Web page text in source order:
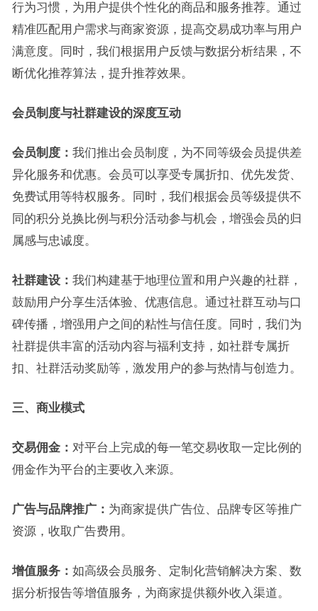
行为习惯，为用户提供个性化的商品和服务推荐。通过
精准匹配用户需求与商家资源，提高交易成功率与用户
满意度。同时，我们根据用户反馈与数据分析结果，不
断优化推荐算法，提升推荐效果。
会员制度与社群建设的深度互动
会员制度： 我们推出会员制度，为不同等级会员提供差
异化服务和优惠。会员可以享受专属折扣、优先发货、
免费试用等特权服务。同时，我们根据会员等级提供不
同的积分兑换比例与积分活动参与机会，增强会员的归
属感与忠诚度。
社群建设： 我们构建基于地理位置和用户兴趣的社群，
鼓励用户分享生活体验、优惠信息。通过社群互动与口
碑传播，增强用户之间的粘性与信任度。同时，我们为
社群提供丰富的活动内容与福利支持，如社群专属折
扣、社群活动奖励等，激发用户的参与热情与创造力。
三、商业模式
交易佣金： 对平台上完成的每一笔交易收取一定比例的
佣金作为平台的主要收入来源。
广告与品牌推广： 为商家提供广告位、品牌专区等推广
资源，收取广告费用。
增值服务： 如高级会员服务、定制化营销解决方案、数
据分析报告等增值服务，为商家提供额外收入渠道。